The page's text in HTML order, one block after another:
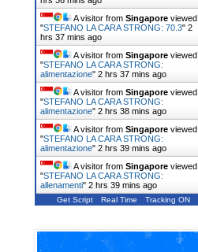
A visitor from Singapore viewed
"STEFANO LA CARA STRONG: 70.3" 2
hrs 37 mins ago
A visitor from Singapore viewed
"STEFANO LA CARA STRONG:
alimentazione" 2 hrs 37 mins ago
A visitor from Singapore viewed
"STEFANO LA CARA STRONG:
alimentazione" 2 hrs 38 mins ago
A visitor from Singapore viewed
"STEFANO LA CARA STRONG:
alimentazione" 2 hrs 39 mins ago
A visitor from Singapore viewed
"STEFANO LA CARA STRONG:
allenamenti" 2 hrs 39 mins ago
Get Script Real Time Tracking ON